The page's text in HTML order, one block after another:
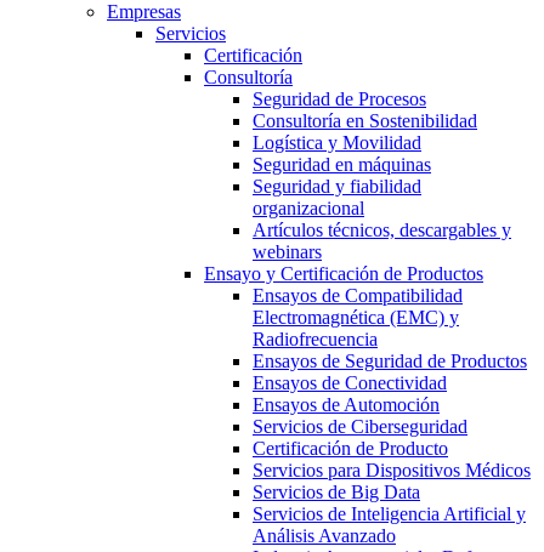
Empresas
Servicios
Certificación
Consultoría
Seguridad de Procesos
Consultoría en Sostenibilidad
Logística y Movilidad
Seguridad en máquinas
Seguridad y fiabilidad
organizacional
Artículos técnicos, descargables y
webinars
Ensayo y Certificación de Productos
Ensayos de Compatibilidad
Electromagnética (EMC) y
Radiofrecuencia
Ensayos de Seguridad de Productos
Ensayos de Conectividad
Ensayos de Automoción
Servicios de Ciberseguridad
Certificación de Producto
Servicios para Dispositivos Médicos
Servicios de Big Data
Servicios de Inteligencia Artificial y
Análisis Avanzado